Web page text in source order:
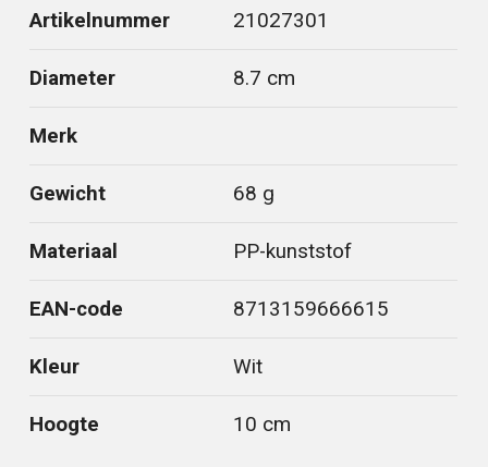
Artikelnummer 21027301
Diameter 8.7 cm
Merk
Gewicht 68 g
Materiaal PP-kunststof
EAN-code 8713159666615
Kleur Wit
Hoogte 10 cm